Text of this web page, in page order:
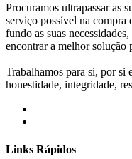
Procuramos ultrapassar as
serviço possível na compra
fundo as suas
encontrar a melhor solução
Trabalhamos para si, por si
honestidade, integridade,
Links Rápidos